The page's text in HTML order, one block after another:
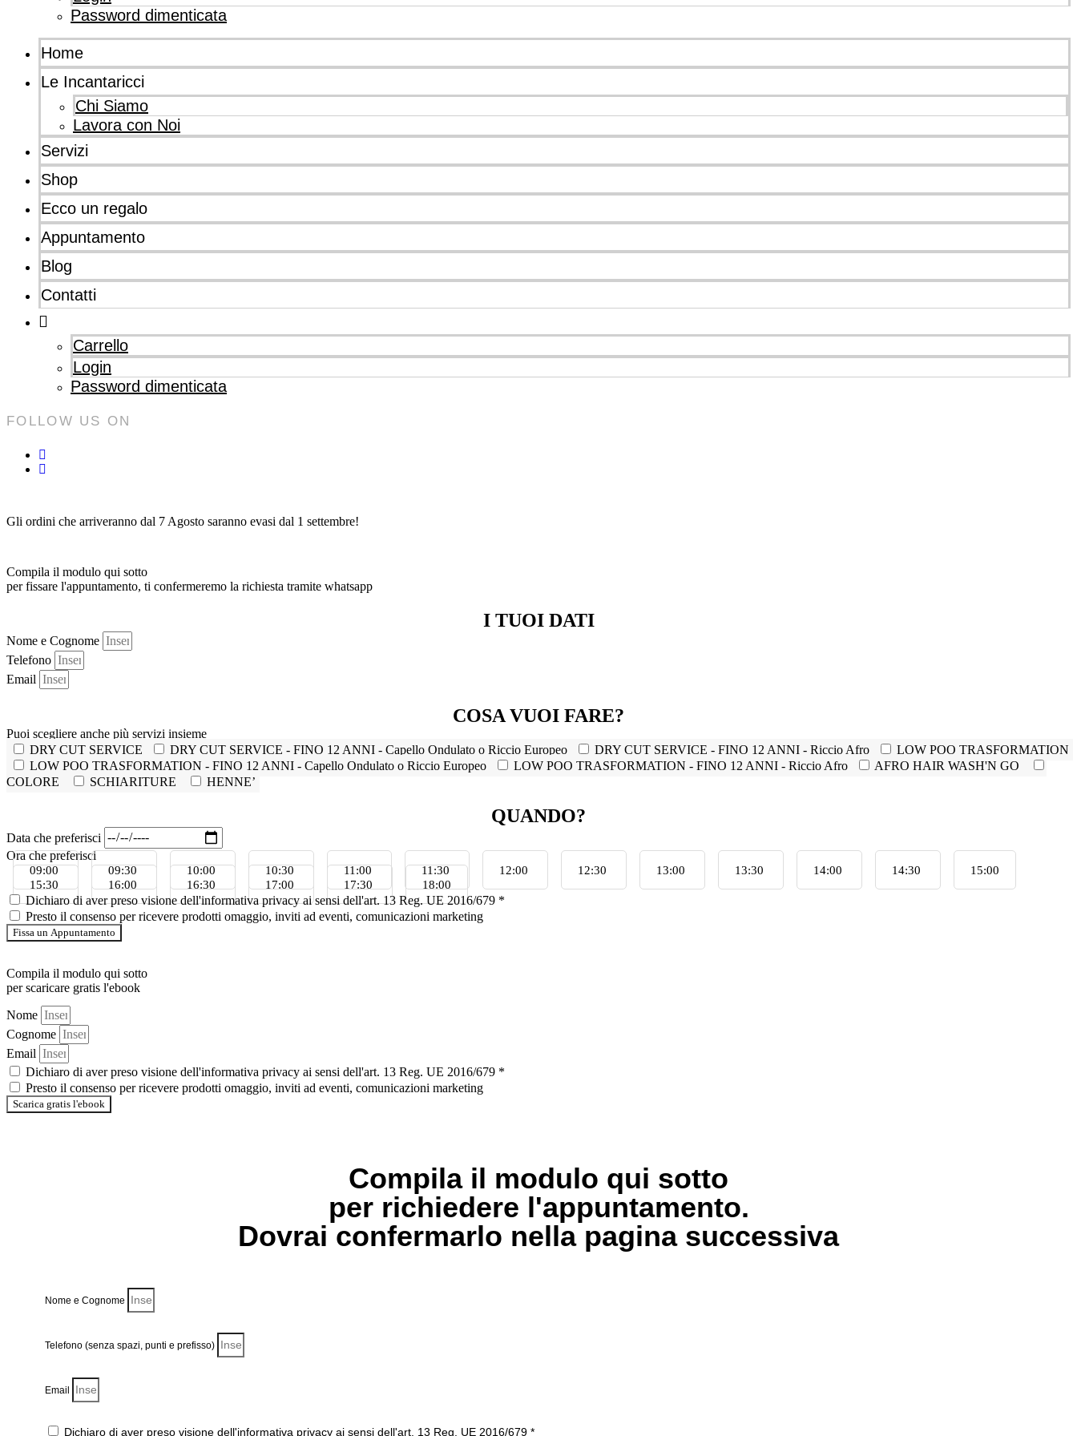
Password dimenticata
Home
Le Incantaricci
Chi Siamo
Lavora con Noi
Servizi
Shop
Ecco un regalo
Appuntamento
Blog
Contatti
Carrello
Login
Password dimenticata
FOLLOW US ON
Gli ordini che arriveranno dal 7 Agosto saranno evasi dal 1 settembre!
Compila il modulo qui sotto
per fissare l'appuntamento, ti confermeremo la richiesta tramite whatsapp
I TUOI DATI
Nome e Cognome
Telefono
Email
COSA VUOI FARE?
Puoi scegliere anche più servizi insieme
DRY CUT SERVICE
DRY CUT SERVICE - FINO 12 ANNI - Capello Ondulato o Riccio Europeo DRY CUT SERVICE - FINO 12 ANNI - Riccio Afro
LOW POO TRASFORMATION
LOW POO TRASFORMATION - FINO 12 ANNI - Capello Ondulato o Riccio Europeo
LOW POO TRASFORMATION - FINO 12 ANNI - Riccio Afro
AFRO HAIR WASH'N GO
COLORE
SCHIARITURE HENNE’
QUANDO?
Data che preferisci
Ora che preferisci
09:00 09:30 10:00 10:30 11:00 11:30 12:00 12:30 13:00 13:30 14:00 14:30
15:00
15:30
16:00 16:30 17:00 17:30 18:00
Dichiaro di aver preso visione dell'informativa privacy ai sensi dell'art. 13 Reg. UE 2016/679 *
Presto il consenso per ricevere prodotti omaggio, inviti ad eventi, comunicazioni marketing
Fissa un Appuntamento
Compila il modulo qui sotto
per scaricare gratis l'ebook
Nome
Cognome
Email
Dichiaro di aver preso visione dell'informativa privacy ai sensi dell'art. 13 Reg. UE 2016/679 *
Presto il consenso per ricevere prodotti omaggio, inviti ad eventi, comunicazioni marketing
Scarica gratis l'ebook
Compila il modulo qui sotto
per richiedere l'appuntamento.
Dovrai confermarlo nella pagina successiva
Nome e Cognome
Telefono (senza spazi, punti e prefisso)
Email
Dichiaro di aver preso visione dell'informativa privacy ai sensi dell'art. 13 Reg. UE 2016/679 *